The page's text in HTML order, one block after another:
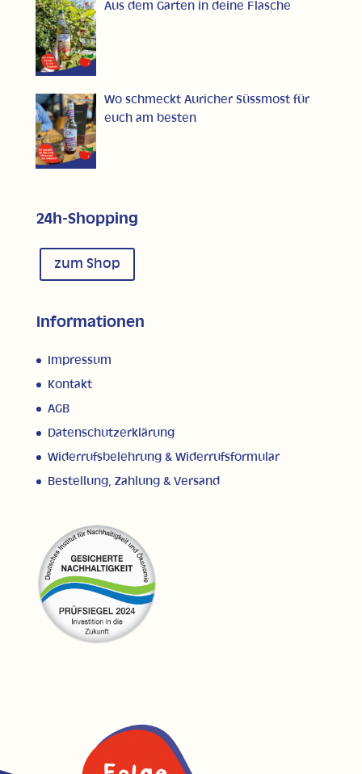
Aus dem Garten in deine Flasche
Wo schmeckt Auricher Süssmost für
euch am besten
24h-Shopping
zum Shop
Informationen
Impressum
Kontakt
AGB
Datenschutzerklärung
Widerrufsbelehrung & Widerrufsformular
Bestellung, Zahlung & Versand